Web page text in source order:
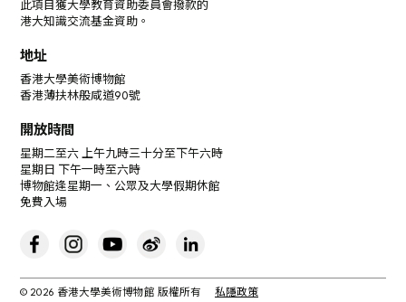
此項目獲大學教育資助委員會撥款的
港大知識交流基金資助。
地址
香港大學美術博物館
香港薄扶林般咸道90號
開放時間
星期二至六 上午九時三十分至下午六時
星期日 下午一時至六時
博物館逢星期一、公眾及大學假期休館
免費入場
© 2026 香港大學美術博物館 版權所有 私隱政策